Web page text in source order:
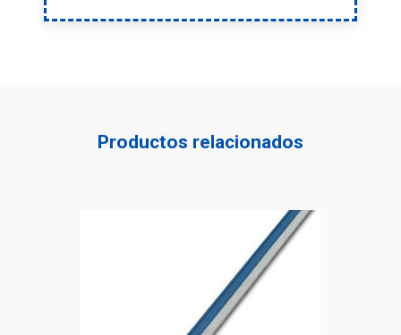
Productos relacionados